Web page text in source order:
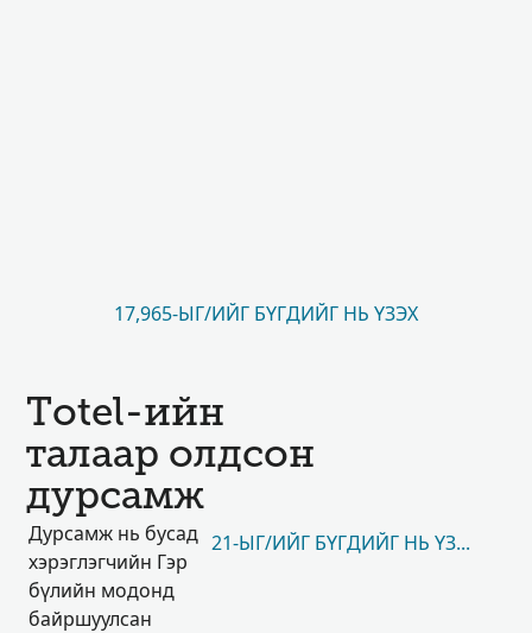
17,965-ЫГ/ИЙГ БҮГДИЙГ НЬ ҮЗЭХ
Totel-ийн
талаар олдсон
дурсамж
Дурсамж нь бусад
хэрэглэгчийн Гэр
бүлийн модонд
байршуулсан
21-ЫГ/ИЙГ БҮГДИЙГ НЬ ҮЗЭХ